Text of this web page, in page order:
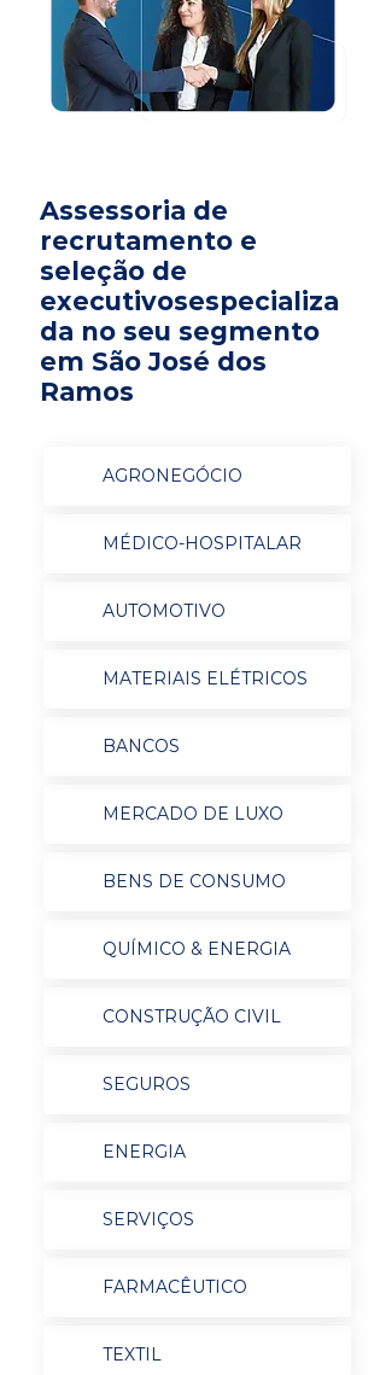
Assessoria de
recrutamento e
seleção de
executivosespecializa
da no seu segmento
em São José dos
Ramos
AGRONEGÓCIO
MÉDICO-HOSPITALAR
AUTOMOTIVO
MATERIAIS ELÉTRICOS
BANCOS
MERCADO DE LUXO
BENS DE CONSUMO
QUÍMICO & ENERGIA
CONSTRUÇÃO CIVIL
SEGUROS
ENERGIA
SERVIÇOS
FARMACÊUTICO
TEXTIL